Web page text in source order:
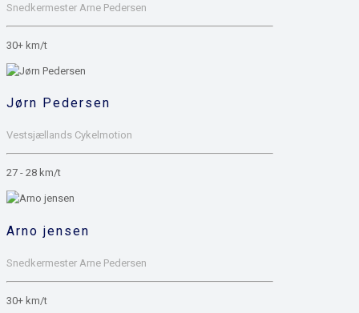
Snedkermester Arne Pedersen
30+ km/t
Jørn Pedersen
Vestsjællands Cykelmotion
27 - 28 km/t
Arno jensen
Snedkermester Arne Pedersen
30+ km/t